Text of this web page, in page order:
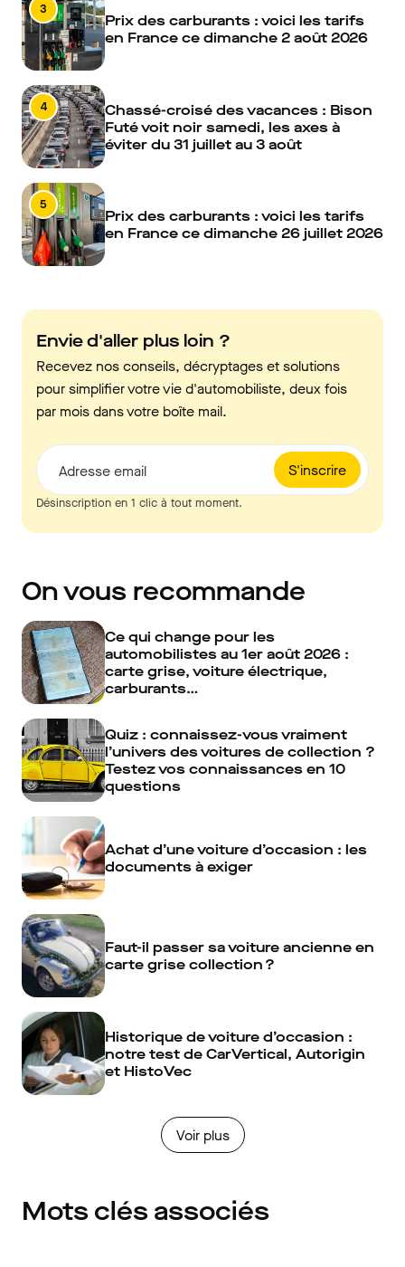
3
Prix des carburants : voici les tarifs
en France ce dimanche 2 août 2026
4
Chassé-croisé des vacances : Bison
Futé voit noir samedi, les axes à
éviter du 31 juillet au 3 août
5
Prix des carburants : voici les tarifs
en France ce dimanche 26 juillet 2026
Envie d'aller plus loin ?
Recevez nos conseils, décryptages et solutions
pour simplifier votre vie d'automobiliste, deux fois
par mois dans votre boîte mail.
S'inscrire
Adresse email
Désinscription en 1 clic à tout moment.
On vous recommande
Ce qui change pour les
automobilistes au 1er août 2026 :
carte grise, voiture électrique,
carburants…
Quiz : connaissez-vous vraiment
l’univers des voitures de collection ?
Testez vos connaissances en 10
questions
Achat d’une voiture d’occasion : les
documents à exiger
Faut-il passer sa voiture ancienne en
carte grise collection ?
Historique de voiture d’occasion :
notre test de CarVertical, Autorigin
et HistoVec
Voir plus
Mots clés associés